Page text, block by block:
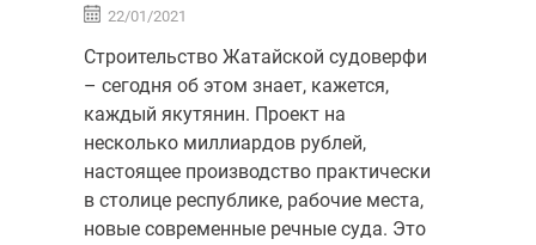
22/01/2021
Строительство Жатайской судоверфи
– сегодня об этом знает, кажется,
каждый якутянин. Проект на
несколько миллиардов рублей,
настоящее производство практически
в столице республике, рабочие места,
новые современные речные суда. Это